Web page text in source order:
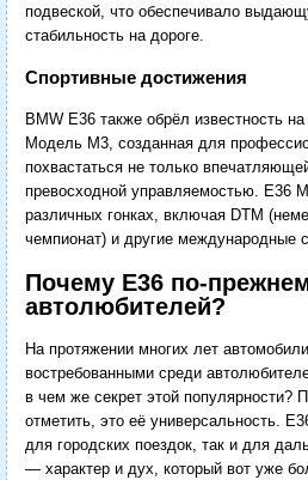
подвеской, что обеспечивало
стабильность на дороге.
Спортивные достижения
BMW E36 также обрёл известность на
Модель M3, созданная для
похвастаться не только
превосходной управляемостью. E36
различных гонках, включая DTM
чемпионат) и другие международные
Почему E36 по-
автолюбителей?
На протяжении многих лет
востребованными среди
в чем же секрет этой популярности?
отметить, это её универсальность.
для городских поездок, так и для
— характер и дух, который вот уже